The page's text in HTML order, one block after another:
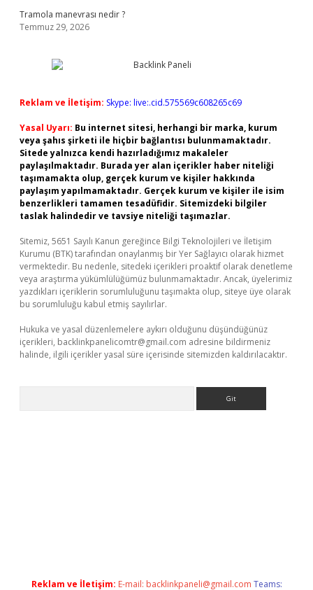
Tramola manevrası nedir ?
Temmuz 29, 2026
Reklam ve İletişim: Skype: live:.cid.575569c608265c69
Yasal Uyarı: Bu internet sitesi, herhangi bir marka, kurum
veya şahıs şirketi ile hiçbir bağlantısı bulunmamaktadır.
Sitede yalnızca kendi hazırladığımız makaleler
paylaşılmaktadır. Burada yer alan içerikler haber niteliği
taşımamakta olup, gerçek kurum ve kişiler hakkında
paylaşım yapılmamaktadır. Gerçek kurum ve kişiler ile isim
benzerlikleri tamamen tesadüfidir. Sitemizdeki bilgiler
taslak halindedir ve tavsiye niteliği taşımazlar.
Sitemiz, 5651 Sayılı Kanun gereğince Bilgi Teknolojileri ve İletişim
Kurumu (BTK) tarafından onaylanmış bir Yer Sağlayıcı olarak hizmet
vermektedir. Bu nedenle, sitedeki içerikleri proaktif olarak denetleme
veya araştırma yükümlülüğümüz bulunmamaktadır. Ancak, üyelerimiz
yazdıkları içeriklerin sorumluluğunu taşımakta olup, siteye üye olarak
bu sorumluluğu kabul etmiş sayılırlar.
Hukuka ve yasal düzenlemelere aykırı olduğunu düşündüğünüz
içerikleri, backlinkpanelicomtr@gmail.com adresine bildirmeniz
halinde, ilgili içerikler yasal süre içerisinde sitemizden kaldırılacaktır.
Reklam ve İletişim: E-mail: backlinkpaneli@gmail.com Teams: